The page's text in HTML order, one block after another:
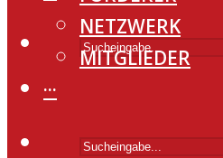
NETZWERK
MITGLIEDER
···